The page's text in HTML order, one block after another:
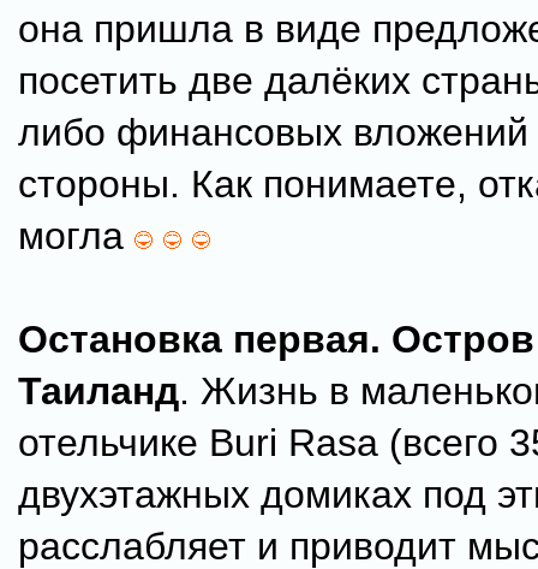
она пришла в виде
посетить две далёких
либо финансовых
стороны. Как понимаете,
могла
Остановка первая.
Таиланд. Жизнь в
отельчике Buri Rasa (всего
двухэтажных домиках под
расслабляет и приводит